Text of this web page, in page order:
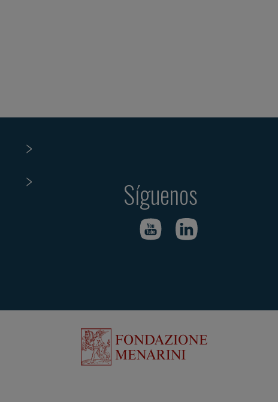
Síguenos